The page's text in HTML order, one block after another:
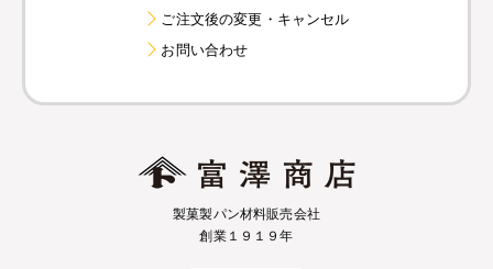
ご注文後の変更・キャンセル
お問い合わせ
製菓製パン材料販売会社
創業１９１９年